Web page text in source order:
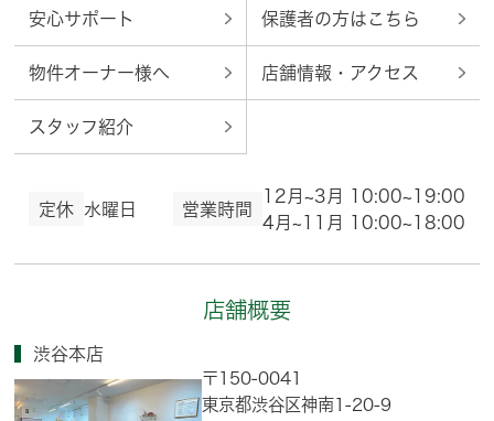
安心サポート 保護者の方はこちら
物件オーナー様へ 店舗情報・アクセス
スタッフ紹介
定休 水曜日 営業時間
12月~3月 10:00~19:00
4月~11月 10:00~18:00
店舗概要
渋谷本店
〒150-0041
東京都渋谷区神南1-20-9